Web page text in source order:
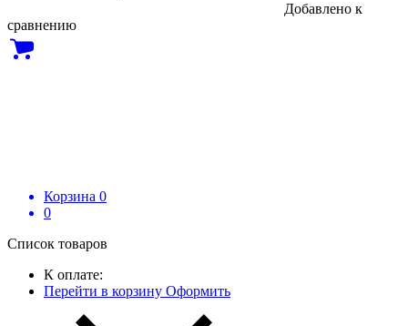
Добавлено к
сравнению
Корзина 0
0
Список товаров
К оплате:
Перейти в корзину Оформить